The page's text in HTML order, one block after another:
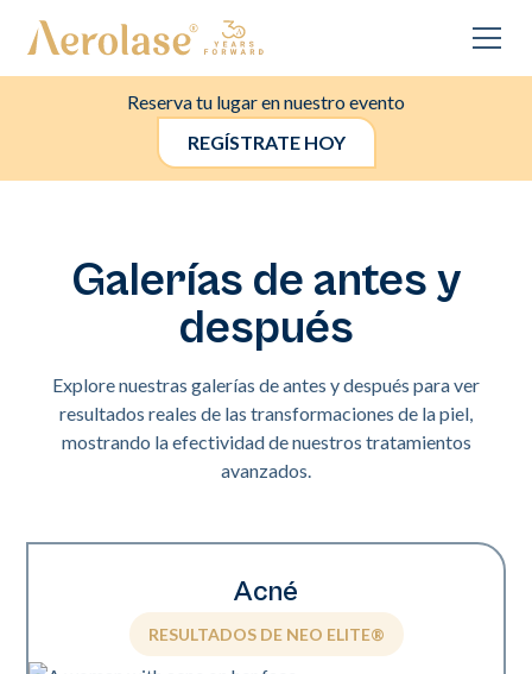
Reserva tu lugar en nuestro evento
REGÍSTRATE HOY
Galerías de antes y
después
Explore nuestras galerías de antes y después para ver
resultados reales de las transformaciones de la piel,
mostrando la efectividad de nuestros tratamientos
avanzados.
Acné
RESULTADOS DE NEO ELITE®